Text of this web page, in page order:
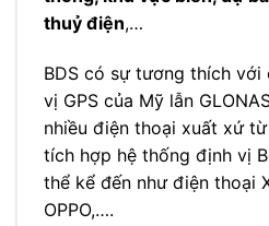
thuỷ điện,…
BDS có sự tương thích với
vị GPS của Mỹ lẫn
nhiều điện thoại xuất xứ
tích hợp hệ thống định vị
thể kể đến như điện thoại
OPPO,….